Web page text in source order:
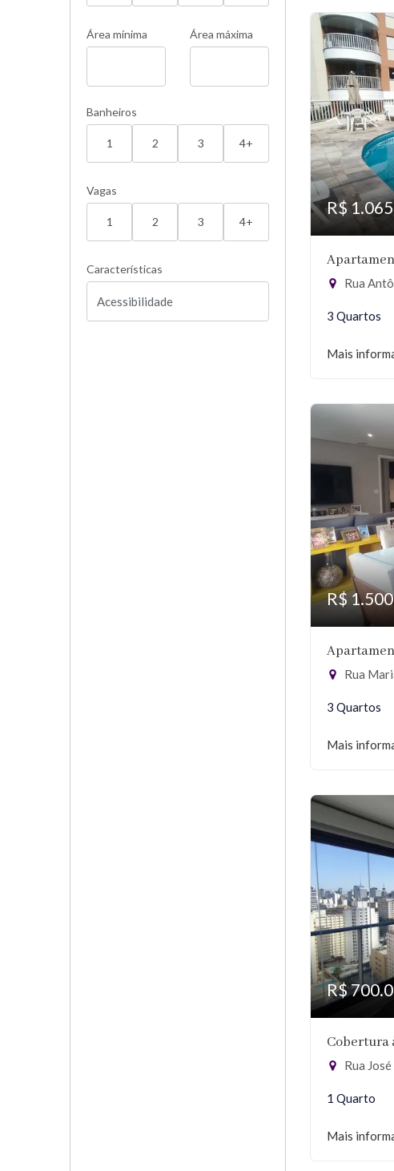
Área mínima Área máxima
Banheiros
1 2 3 4+
Vagas
1 2 3 4+
Características
R$
Rua
3 Quartos
Mais
R$
Rua
3 Quartos
Mais
R$
Cobertura
Rua
1 Quarto
Mais